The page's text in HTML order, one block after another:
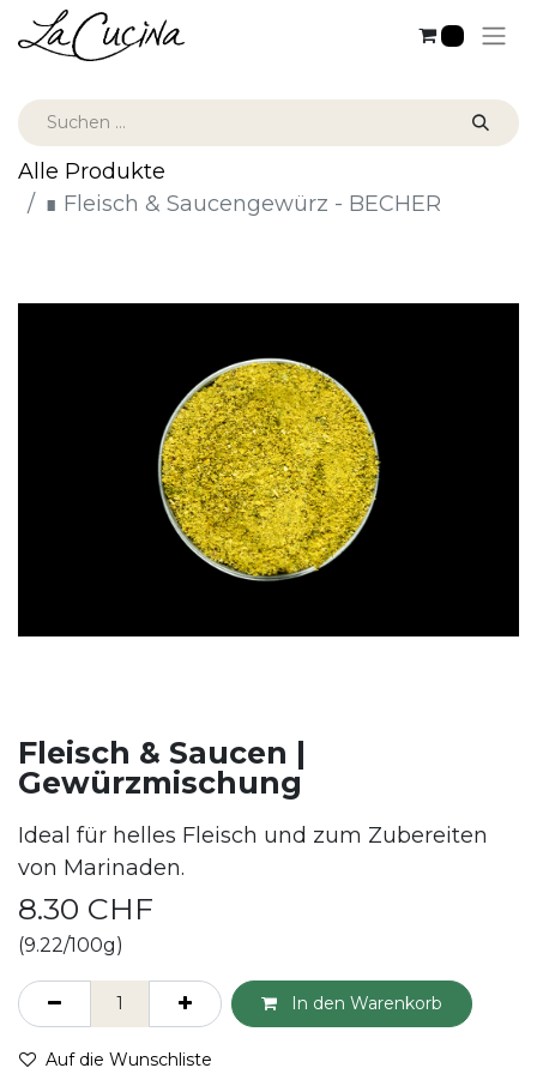
Alle Produkte
∎ Fleisch & Saucengewürz - BECHER
Fleisch & Saucen |
Gewürzmischung
Ideal für helles Fleisch und zum Zubereiten
von Marinaden.
8.30 CHF
(9.22/100g)
In den Warenkorb
Auf die Wunschliste